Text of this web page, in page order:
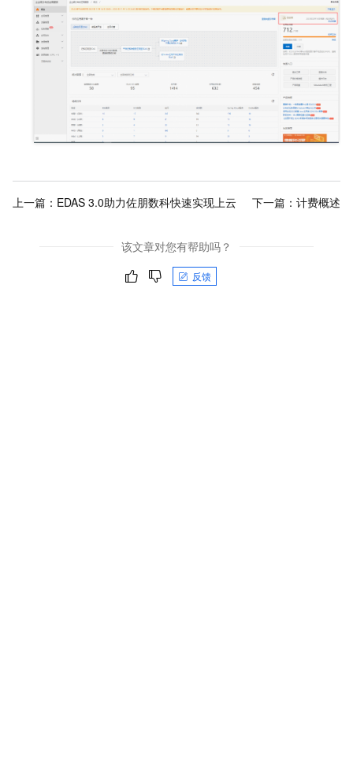
上一篇： EDAS 3.0助力佐朋数科快速实现上云 下一篇： 计费概述
该文章对您有帮助吗？
反馈